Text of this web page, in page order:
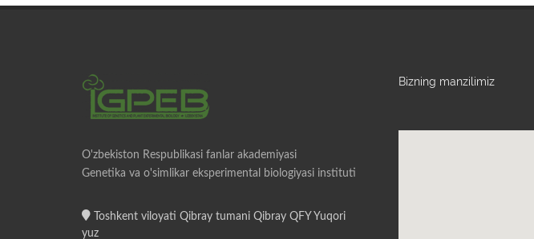
O'zbekiston Respublikasi fanlar akademiyasi
Genetika va o'simlikar eksperimental biologiyasi instituti
Toshkent viloyati Qibray tumani Qibray QFY Yuqori
yuz
Bizning manzilimiz